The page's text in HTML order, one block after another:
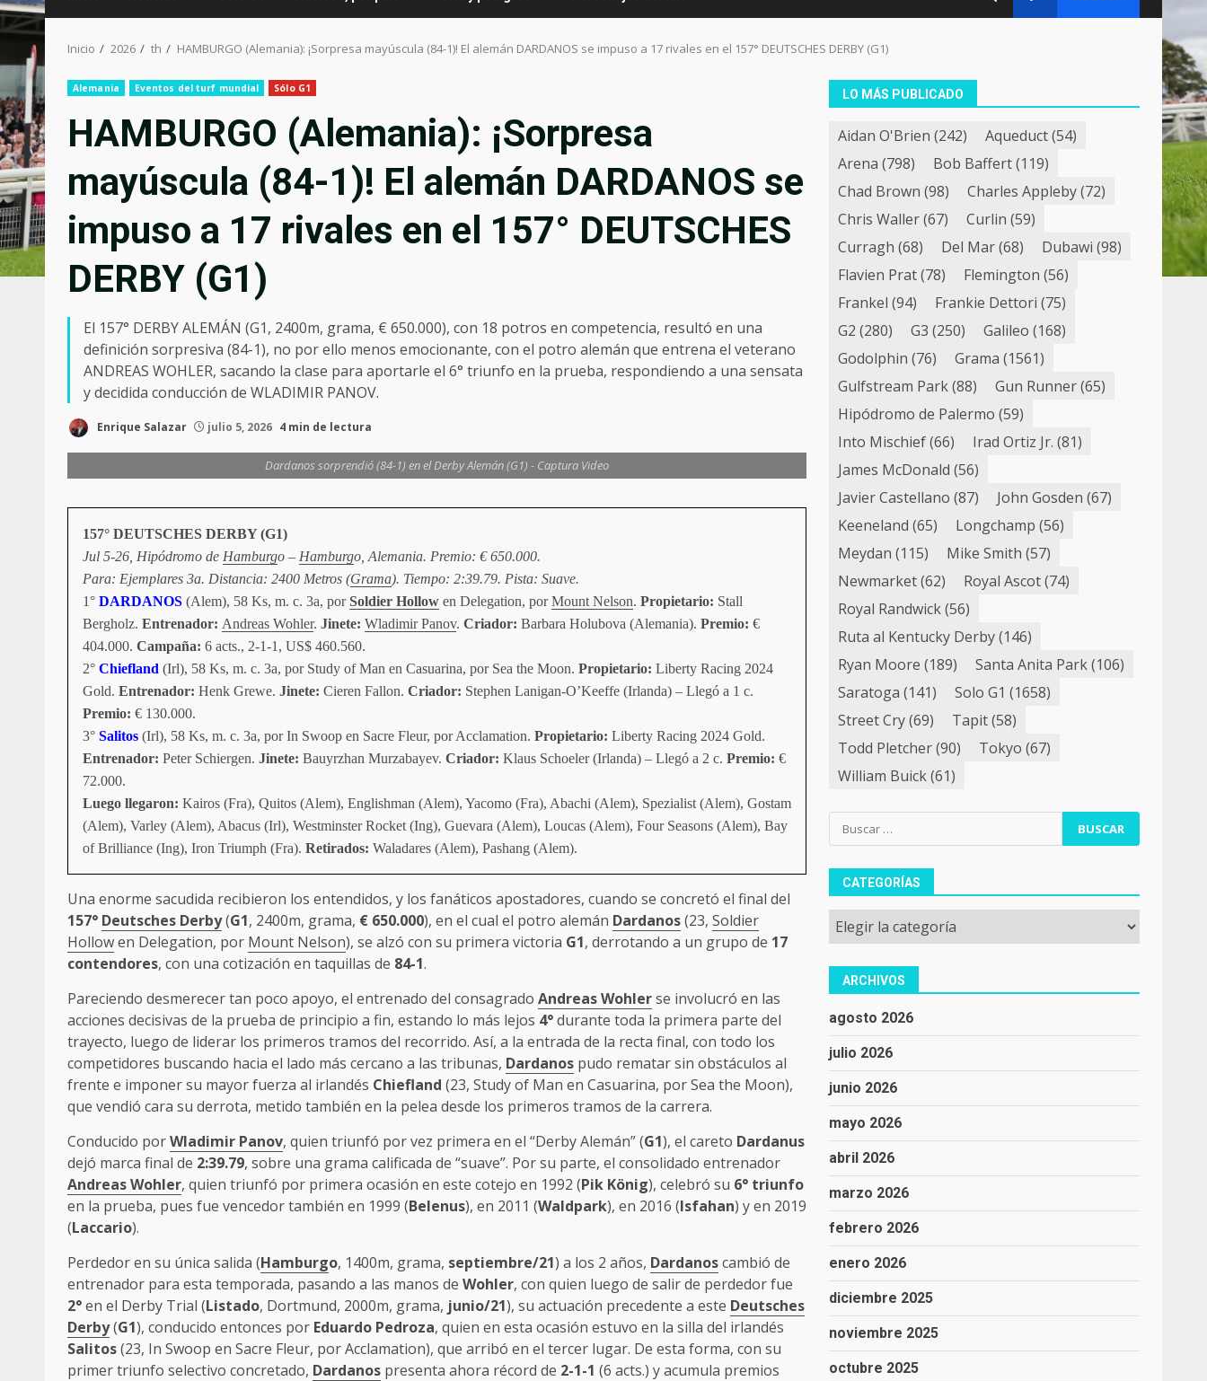
Inicio 2026 th HAMBURGO (Alemania): ¡Sorpresa mayúscula (84-1)! El alemán DARDANOS se impuso a 17 rivales en el 157° DEUTSCHES DERBY (G1)
Alemania Eventos del turf mundial Sólo G1
HAMBURGO (Alemania): ¡Sorpresa
mayúscula (84-1)! El alemán DARDANOS se
impuso a 17 rivales en el 157° DEUTSCHES
DERBY (G1)
El 157° DERBY ALEMÁN (G1, 2400m, grama, € 650.000), con 18 potros en competencia, resultó en una
definición sorpresiva (84-1), no por ello menos emocionante, con el potro alemán que entrena el veterano
ANDREAS WOHLER, sacando la clase para aportarle el 6° triunfo en la prueba, respondiendo a una sensata
y decidida conducción de WLADIMIR PANOV.
Enrique Salazar julio 5, 2026 4 min de lectura
Dardanos sorprendió (84-1) en el Derby Alemán (G1) - Captura Video
157° DEUTSCHES DERBY (G1)
Jul 5-26, Hipódromo de Hamburgo – Hamburgo, Alemania. Premio: € 650.000.
Para: Ejemplares 3a. Distancia: 2400 Metros (Grama). Tiempo: 2:39.79. Pista: Suave.
1° DARDANOS (Alem), 58 Ks, m. c. 3a, porSoldier Hollow en Delegation, porMount Nelson. Propietario: Stall
Bergholz. Entrenador: Andreas Wohler. Jinete: Wladimir Panov. Criador: Barbara Holubova (Alemania). Premio: €
404.000. Campaña: 6 acts., 2-1-1, US$ 460.560.
2° Chiefland (Irl), 58 Ks, m. c. 3a, por Study of Man en Casuarina, por Sea the Moon. Propietario: Liberty Racing 2024
Gold. Entrenador: Henk Grewe. Jinete: Cieren Fallon. Criador: Stephen Lanigan-O’Keeffe (Irlanda) – Llegó a 1 c.
Premio: € 130.000.
3° Salitos (Irl), 58 Ks, m. c. 3a, por In Swoop en Sacre Fleur, por Acclamation. Propietario: Liberty Racing 2024 Gold.
Entrenador: Peter Schiergen. Jinete: Bauyrzhan Murzabayev. Criador: Klaus Schoeler (Irlanda) – Llegó a 2 c. Premio: €
72.000.
Luego llegaron: Kairos (Fra), Quitos (Alem), Englishman (Alem), Yacomo (Fra), Abachi (Alem), Spezialist (Alem), Gostam
(Alem), Varley (Alem), Abacus (Irl), Westminster Rocket (Ing), Guevara (Alem), Loucas (Alem), Four Seasons (Alem), Bay
of Brilliance (Ing), Iron Triumph (Fra). Retirados: Waladares (Alem), Pashang (Alem).
Una enorme sacudida recibieron los entendidos, y los fanáticos apostadores, cuando se concretó el final del
157° Deutsches Derby(G1, 2400m, grama, € 650.000), en el cual el potro alemán Dardanos(23, Soldier
Hollowen Delegation, por Mount Nelson), se alzó con su primera victoria G1, derrotando a un grupo de 17
contendores, con una cotización en taquillas de 84-1.
Pareciendo desmerecer tan poco apoyo, el entrenado del consagrado Andreas Wohlerse involucró en las
acciones decisivas de la prueba de principio a fin, estando lo más lejos 4°durante toda la primera parte del
trayecto, luego de liderar los primeros tramos del recorrido. Así, a la entrada de la recta final, con todo los
competidores buscando hacia el lado más cercano a las tribunas, Dardanos pudo rematar sin obstáculos al
frente e imponer su mayor fuerza al irlandés Chiefland (23, Study of Man en Casuarina, por Sea the Moon),
que vendió cara su derrota, metido también en la pelea desde los primeros tramos de la carrera.
Conducido porWladimir Panov, quien triunfó por vez primera en el “Derby Alemán” (G1), el careto Dardanus
dejó marca final de 2:39.79, sobre una grama calificada de “suave”. Por su parte, el consolidado entrenador
Andreas Wohler, quien triunfó por primera ocasión en este cotejo en 1992 (Pik König), celebró su 6° triunfo
en la prueba, pues fue vencedor también en 1999 (Belenus), en 2011 (Waldpark), en 2016 (Isfahan) y en 2019
(Laccario).
Perdedor en su única salida (Hamburgo, 1400m, grama, septiembre/21) a los 2 años, Dardanoscambió de
entrenador para esta temporada, pasando a las manos de Wohler, con quien luego de salir de perdedor fue
2°en el Derby Trial (Listado, Dortmund, 2000m, grama, junio/21), su actuación precedente a este Deutsches
Derby(G1), conducido entonces por Eduardo Pedroza, quien en esta ocasión estuvo en la silla del irlandés
Salitos(23, In Swoop en Sacre Fleur, por Acclamation), que arribó en el tercer lugar. De esta forma, con su
primer triunfo selectivo concretado, Dardanos presenta ahora récord de 2-1-1 (6 acts.) y acumula premios
LO MÁS PUBLICADO
Aidan O'Brien (242) Aqueduct(54)
Arena (798) Bob Baffert(119)
Chad Brown (98) Charles Appleby(72)
Chris Waller(67) Curlin (59)
Curragh (68) Del Mar(68) Dubawi (98)
Flavien Prat(78) Flemington (56)
Frankel (94) Frankie Dettori (75)
G2 (280) G3 (250) Galileo (168)
Godolphin (76) Grama (1561)
Gulfstream Park(88) Gun Runner(65)
Hipódromo de Palermo (59)
Into Mischief(66) Irad Ortiz Jr. (81)
James McDonald (56)
Javier Castellano (87) John Gosden (67)
Keeneland (65) Longchamp (56)
Meydan (115) Mike Smith (57)
Newmarket(62) Royal Ascot(74)
Royal Randwick(56)
Ruta al Kentucky Derby(146)
Ryan Moore (189) Santa Anita Park(106)
Saratoga (141) Solo G1 (1658)
Street Cry(69) Tapit(58)
Todd Pletcher(90) Tokyo (67)
William Buick(61)
Buscar:
CATEGORÍAS
Categorías
ARCHIVOS
agosto 2026
julio 2026
junio 2026
mayo 2026
abril 2026
marzo 2026
febrero 2026
enero 2026
diciembre 2025
noviembre 2025
octubre 2025